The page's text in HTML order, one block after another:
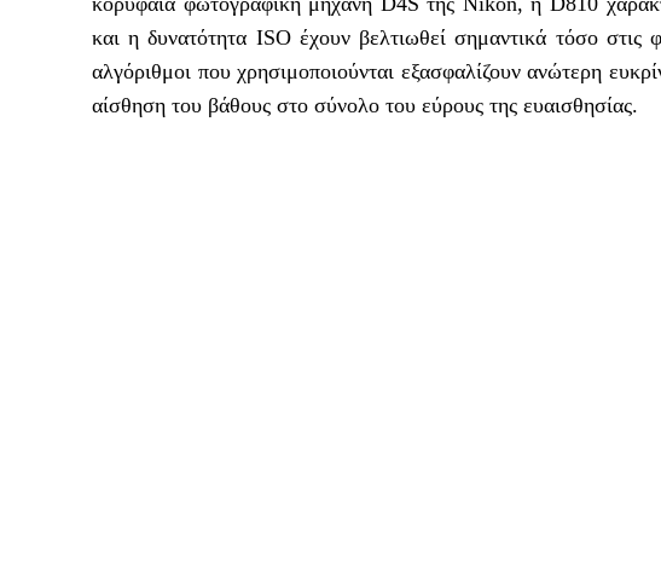
και η δυνατότητα ISO έχουν βελτιωθεί σημαντικά τόσο στις
αλγόριθμοι που χρησιμοποιούνται εξασφαλίζουν ανώτερη
αίσθηση του βάθους στο σύνολο του εύρους της ευαισθησίας.